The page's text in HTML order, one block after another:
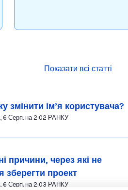
Показати всі статті
змінити ім’я користувача?
Змінено Чтв., 6 Серп. на 2:02 РАНКУ
причини, через які не
зберегти проект
Змінено Чтв., 6 Серп. на 2:03 РАНКУ